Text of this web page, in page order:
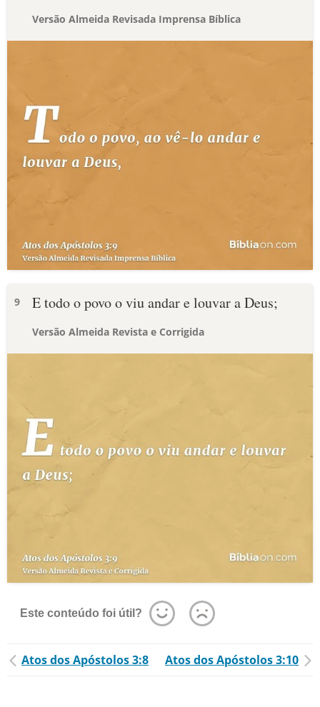
Versão Almeida Revisada Imprensa Bíblica
9 E todo o povo o viu andar e louvar a Deus;
Versão Almeida Revista e Corrigida
Este conteúdo foi útil?
Atos dos Apóstolos 3:8 Atos dos Apóstolos 3:10